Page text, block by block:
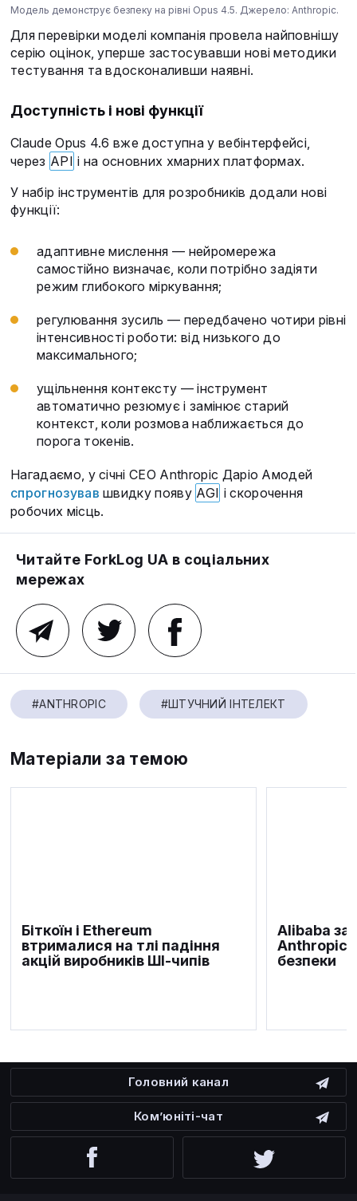
Модель демонструє безпеку на рівні Opus 4.5. Джерело: Anthropic.
Для перевірки моделі компанія провела найповнішу
серію оцінок, уперше застосувавши нові методики
тестування та вдосконаливши наявні.
Доступність і нові функції
Claude Opus 4.6 вже доступна у вебінтерфейсі,
через API і на основних хмарних платформах.
У набір інструментів для розробників додали нові
функції:
адаптивне мислення — нейромережа
самостійно визначає, коли потрібно задіяти
режим глибокого міркування;
регулювання зусиль — передбачено чотири рівні
інтенсивності роботи: від низького до
максимального;
ущільнення контексту — інструмент
автоматично резюмує і замінює старий
контекст, коли розмова наближається до
порога токенів.
Нагадаємо, у січні CEO Anthropic Даріо Амодей
спрогнозував швидку появу AGI і скорочення
робочих місць.
Читайте ForkLog UA в соціальних
мережах
#ANTHROPIC #ШТУЧНИЙ ІНТЕЛЕКТ
Матеріали за темою
Біткоїн і Ethereum
втрималися на тлі падіння
акцій виробників ШІ-чипів
Alibaba
Anthropic
безпеки
Головний канал
Ком’юніті-чат